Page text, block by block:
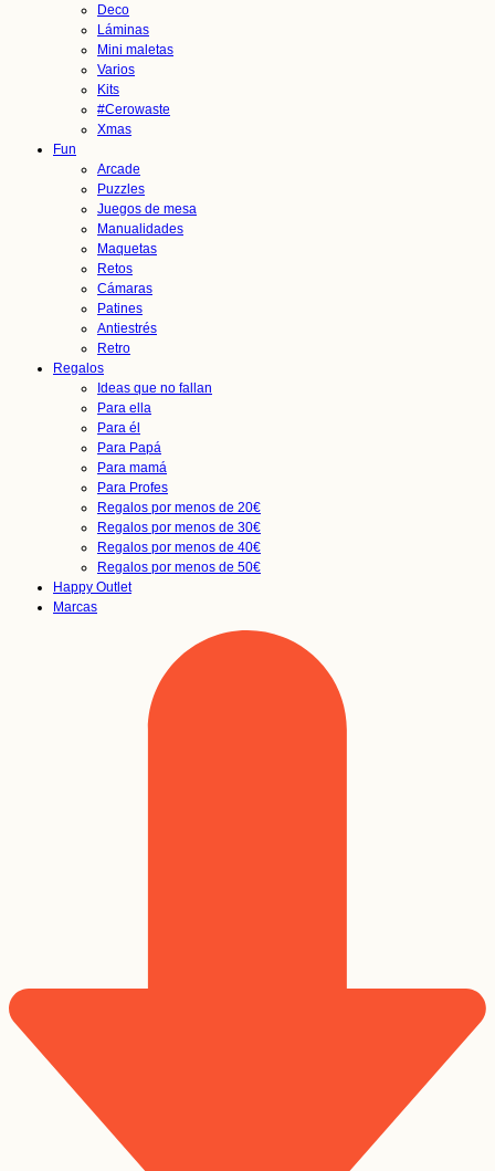
Deco
Láminas
Mini maletas
Varios
Kits
#Cerowaste
Xmas
Fun
Arcade
Puzzles
Juegos de mesa
Manualidades
Maquetas
Retos
Cámaras
Patines
Antiestrés
Retro
Regalos
Ideas que no fallan
Para ella
Para él
Para Papá
Para mamá
Para Profes
Regalos por menos de 20€
Regalos por menos de 30€
Regalos por menos de 40€
Regalos por menos de 50€
Happy Outlet
Marcas